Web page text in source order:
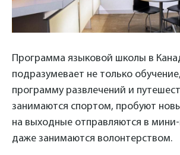
Программа языковой школы в
подразумевает не только
программу развлечений и
занимаются спортом, пробуют
на выходные отправляются в
даже занимаются волонтерством.